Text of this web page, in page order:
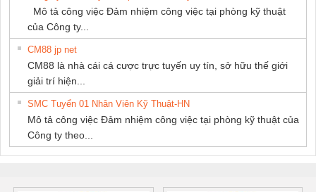
Mô tả công việc Đảm nhiệm công việc tại phòng kỹ thuật
của Công ty...
CM88 jp net
CM88 là nhà cái cá cược trực tuyến uy tín, sở hữu thế giới
giải trí hiện...
SMC Tuyển 01 Nhân Viên Kỹ Thuật-HN
Mô tả công việc Đảm nhiệm công việc tại phòng kỹ thuật của
Công ty theo...